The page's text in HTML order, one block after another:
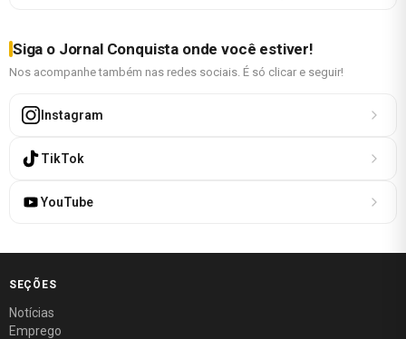
Siga o Jornal Conquista onde você estiver!
Nos acompanhe também nas redes sociais. É só clicar e seguir!
Instagram
TikTok
YouTube
SEÇÕES
Notícias
Emprego